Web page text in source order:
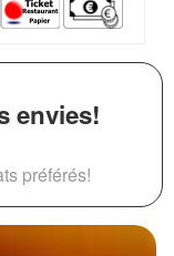
envies!
préférés!